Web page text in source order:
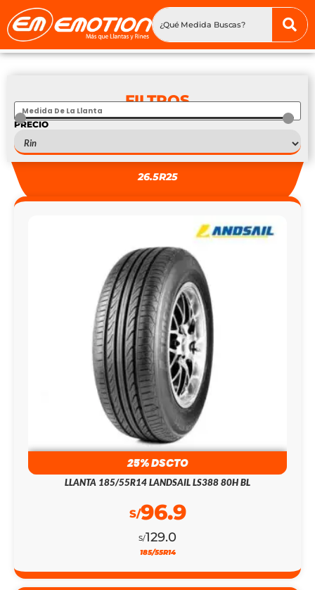
FILTROS
PRECIO
26.5R25
25% DSCTO
LLANTA 185/55R14 LANDSAIL LS388 80H BL
S/129.0
S/96.9
185/55R14